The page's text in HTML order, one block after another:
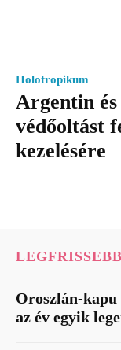
Holotropikum
Argentin
védőoltást
kezelésére
LEGFRISSEBB
Oroszlán-kapu
az év egyik